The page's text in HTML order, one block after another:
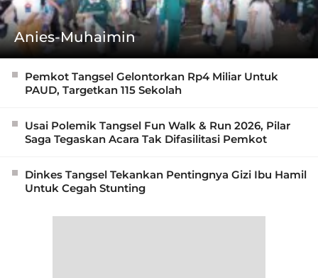
Anies-Muhaimin
Pemkot Tangsel Gelontorkan Rp4 Miliar Untuk
PAUD, Targetkan 115 Sekolah
Usai Polemik Tangsel Fun Walk & Run 2026, Pilar
Saga Tegaskan Acara Tak Difasilitasi Pemkot
Dinkes Tangsel Tekankan Pentingnya Gizi Ibu Hamil
Untuk Cegah Stunting